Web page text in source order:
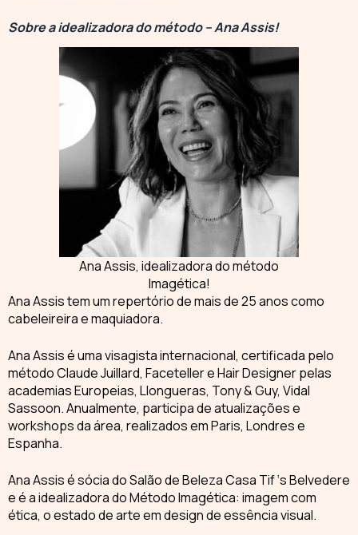
Sobre a idealizadora do método – Ana Assis!
Ana Assis, idealizadora do método
Imagética!
Ana Assistem um repertório de mais de 25 anos como
cabeleireira e maquiadora.
Ana Assis é uma visagista internacional, certificada pelo
método Claude Juillard, Faceteller e Hair Designer pelas
academias Europeias, Llongueras, Tony & Guy, Vidal
Sassoon. Anualmente, participa de atualizações e
workshops da área, realizados em Paris, Londres e
Espanha.
Ana Assis é sócia do Salão de Beleza Casa Tif ‘s Belvedere
e é aidealizadora do Método Imagética: imagem com
ética, o estado de arte em design de essência visual.